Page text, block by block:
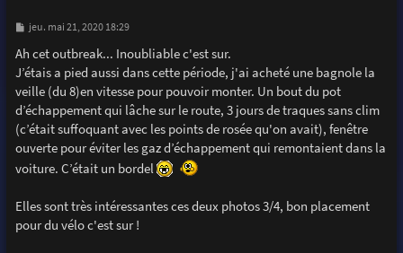
M
s
s
a
g
e
jeu. mai 21, 2020 18:29
Ah cet outbreak... Inoubliable c'est sur.
J’étais a pied aussi dans cette période, j'ai acheté une bagnole la
veille (du 8)en vitesse pour pouvoir monter. Un bout du pot
d’échappement qui lâche sur le route, 3 jours de traques sans clim
(c’était suffoquant avec les points de rosée qu'on avait), fenêtre
ouverte pour éviter les gaz d’échappement qui remontaient dans la
voiture. C’était un bordel
Elles sont très intéressantes ces deux photos 3/4, bon placement
pour du vélo c'est sur !